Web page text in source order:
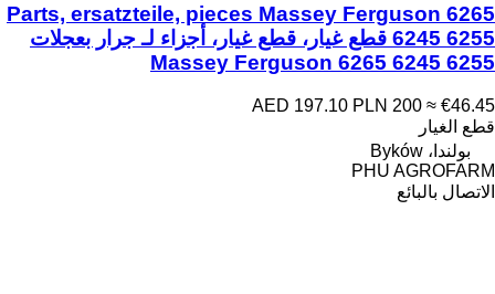
Parts, ersatzteile, pieces Massey Ferguson 6265
6245 6255 قطع غيار، قطع غيار، أجزاء لـ جرار بعجلات
Massey Ferguson 6265 6245 6255
AED 197.10 PLN 200 ≈ €46.45
قطع الغيار
بولندا، Byków
PHU AGROFARM
الاتصال بالبائع